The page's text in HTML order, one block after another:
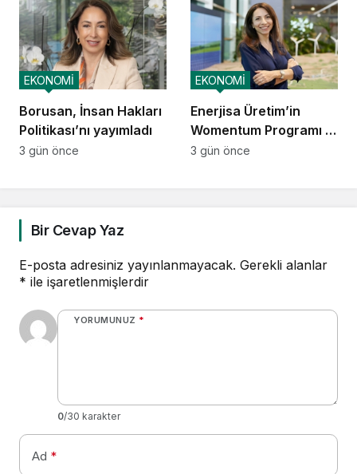
kazandıracak yaşam
alanları üretmek
Borusan, İnsan Hakları
Politikası’nı yayımladı
EKONOMİ
3 gün önce
Enerjisa Üretim’in
Womentum Programı 5
yılda yaklaşık 11 bin
EKONOMİ
3 gün önce
Bir Cevap Yaz
E-posta adresiniz yayınlanmayacak. Gerekli alanlar
* ile işaretlenmişlerdir
YORUMUNUZ *
0/30 karakter
Ad *